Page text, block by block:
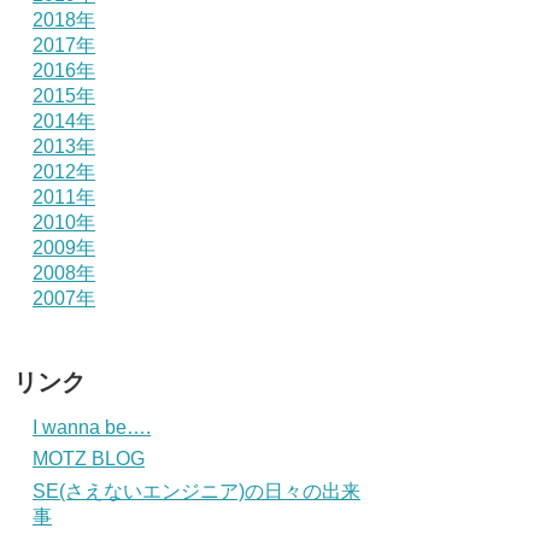
2018年
2017年
2016年
2015年
2014年
2013年
2012年
2011年
2010年
2009年
2008年
2007年
リンク
I wanna be….
MOTZ BLOG
SE(さえないエンジニア)の日々の出来
事